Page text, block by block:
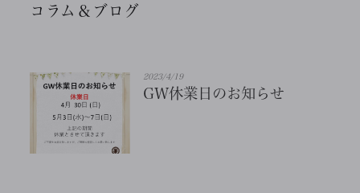
コラム＆ブログ
2023/4/19
GW休業日のお知らせ